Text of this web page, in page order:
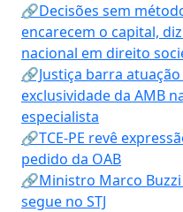
🔗Decisões sem
encarecem o capital,
nacional em direito
🔗Justiça barra
exclusividade da AMB
especialista
🔗TCE-PE revê
pedido da OAB
🔗Ministro Marco
segue no STJ